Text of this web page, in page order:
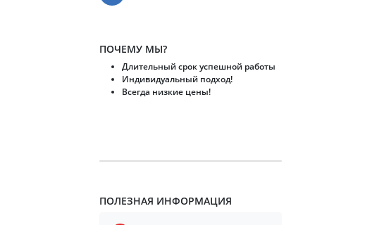
ПОЧЕМУ МЫ?
Длительный срок успешной работы
Индивидуальный подход!
Всегда низкие цены!
ПОЛЕЗНАЯ ИНФОРМАЦИЯ